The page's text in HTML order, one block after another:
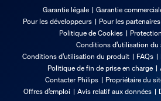
Angle faisc.
Indice de rendu de couleur (IRC)
Temp. de couleur
Garantie légale Garantie
Pour les développeurs
Pour les partenaires
Politique de Cookies
Conditions d’utilisation du
Conditions d’utilisation du produit
FAQs
Politique de fin de prise en charge
Contacter Philips
Propriétaire du
Offres d’emploi
Avis relatif aux données